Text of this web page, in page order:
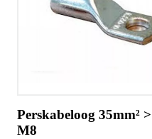
Perskabeloog 35mm² >
M8